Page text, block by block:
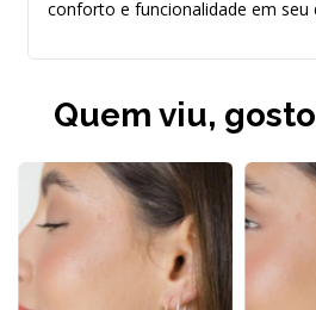
conforto e funcionalidade em seu
Quem viu,